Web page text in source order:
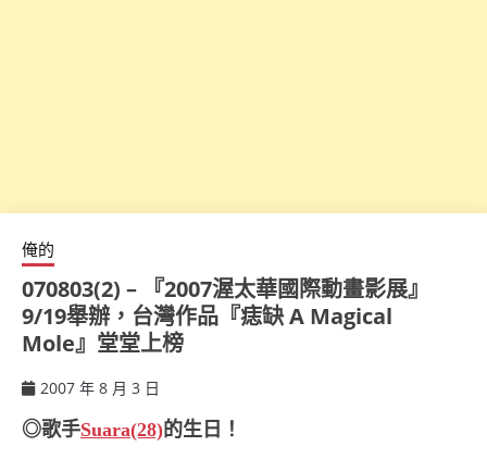
俺的
070803(2) – 『2007渥太華國際動畫影展』
9/19舉辦，台灣作品『痣缺 A Magical
Mole』堂堂上榜
2007 年 8 月 3 日
◎歌手Suara(28)的生日！